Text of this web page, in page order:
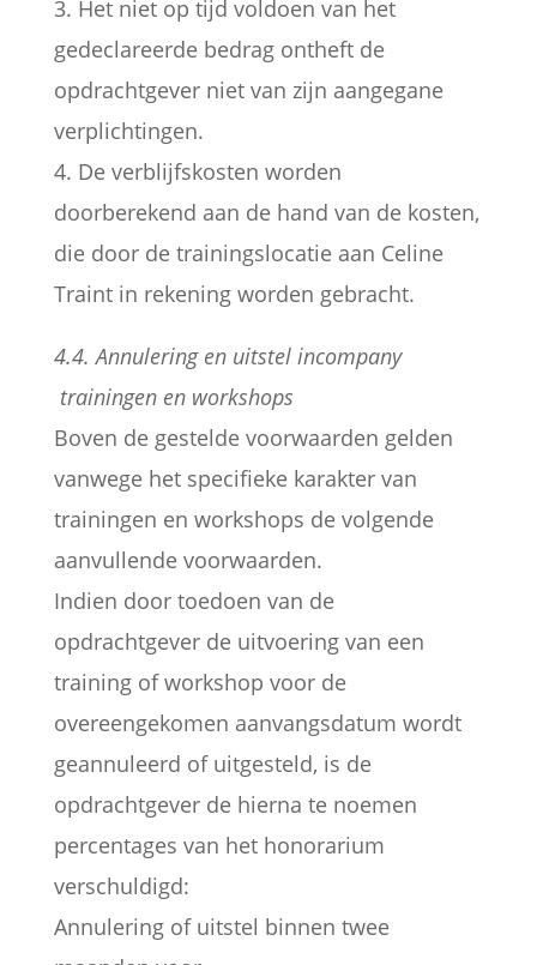
3. Het niet op tijd voldoen van het
gedeclareerde bedrag ontheft de
opdrachtgever niet van zijn aangegane
verplichtingen.
4. De verblijfskosten worden
doorberekend aan de hand van de kosten,
die door de trainingslocatie aan Celine
Traint in rekening worden gebracht.
4.4. Annulering en uitstel incompany
trainingen en workshops
Boven de gestelde voorwaarden gelden
vanwege het specifieke karakter van
trainingen en workshops de volgende
aanvullende voorwaarden.
Indien door toedoen van de
opdrachtgever de uitvoering van een
training of workshop voor de
overeengekomen aanvangsdatum wordt
geannuleerd of uitgesteld, is de
opdrachtgever de hierna te noemen
percentages van het honorarium
verschuldigd:
Annulering of uitstel binnen twee